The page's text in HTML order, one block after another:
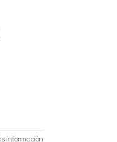
información